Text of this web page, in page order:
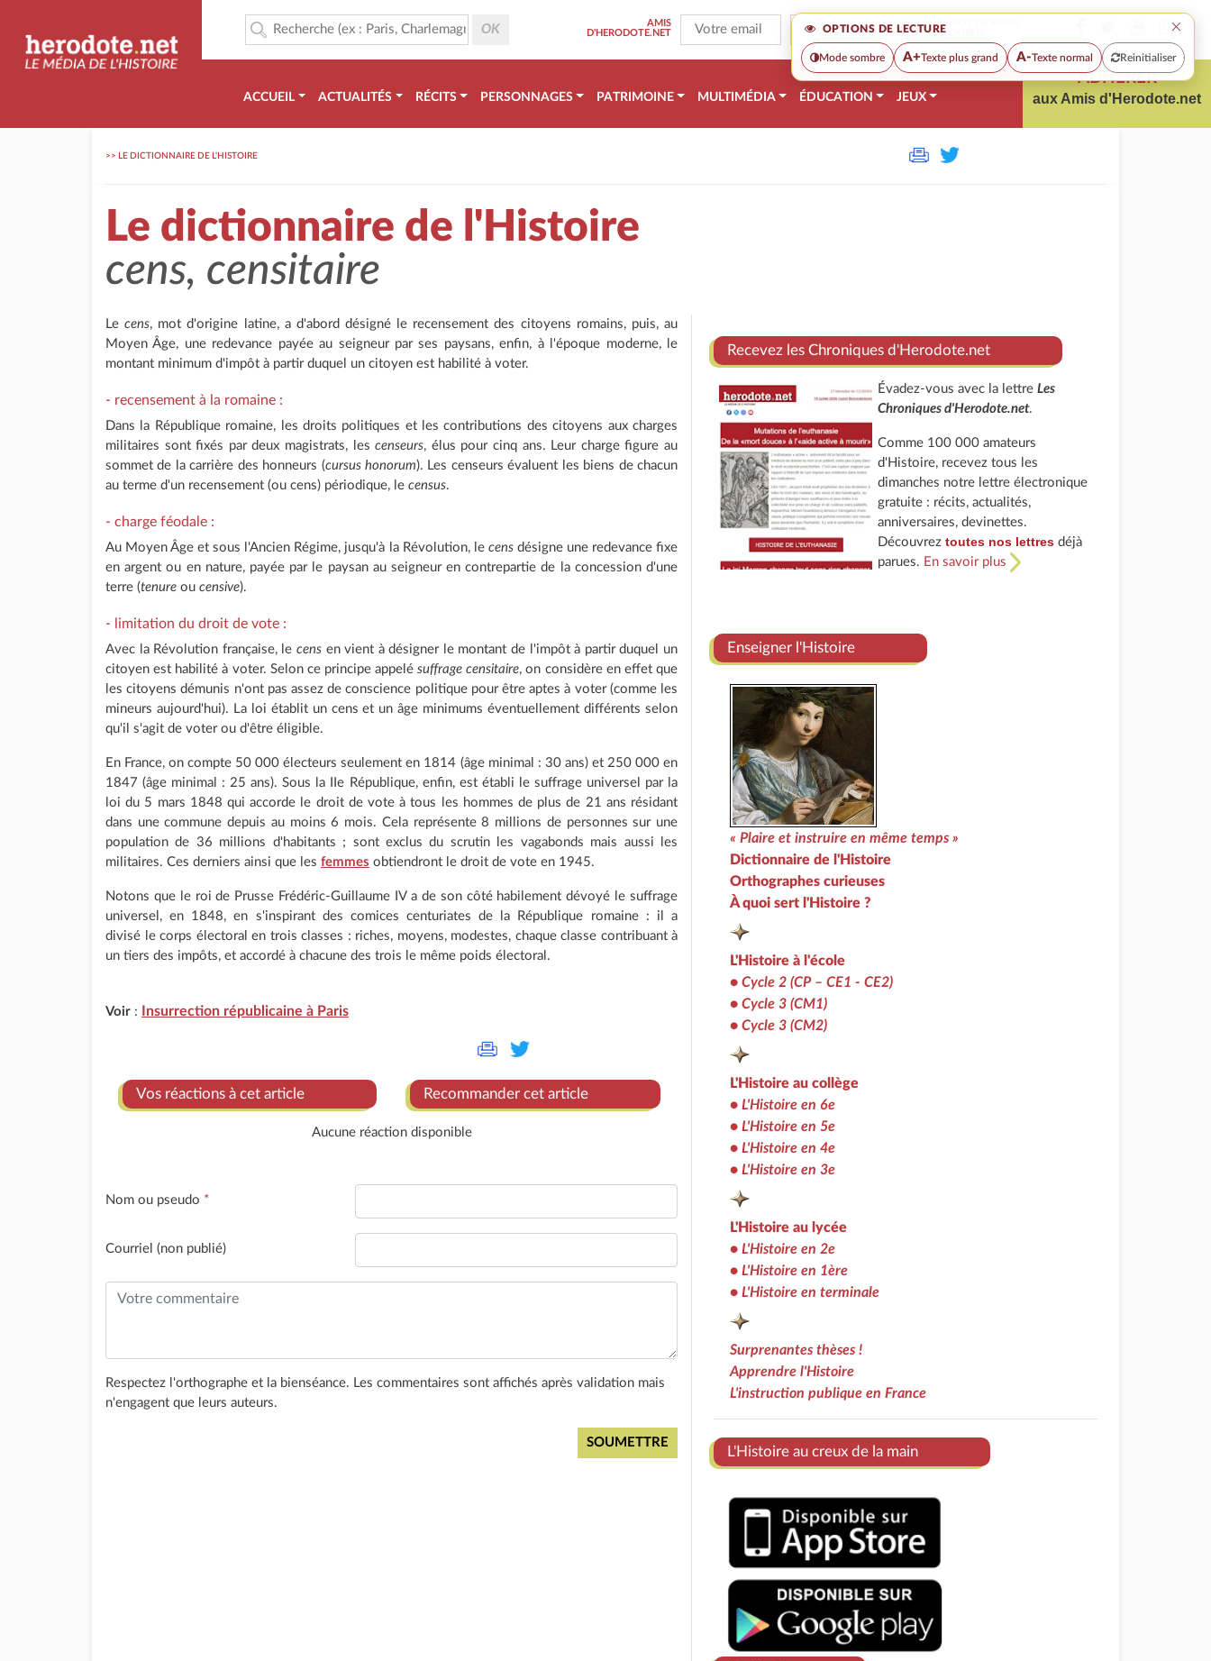
OPTIONS DE LECTURE ×
Mode sombre A+Texte plus grand A-Texte normal Reinitialiser
AMIS
D'HERODOTE.NET
ACCUEIL ACTUALITÉS RÉCITS PERSONNAGES PATRIMOINE MULTIMÉDIA ÉDUCATION JEUX
ADHÉRER
aux Amis d'Herodote.net
>> LE DICTIONNAIRE DE L'HISTOIRE
Le dictionnaire de l'Histoire
cens, censitaire
Lecens, mot d'origine latine, a d'abord désigné le recensement des citoyens romains, puis, au
Moyen Âge, une redevance payée au seigneur par ses paysans, enfin, à l'époque moderne, le
montant minimum d'impôt à partir duquel un citoyen est habilité à voter.
- recensement à la romaine :
Dans la République romaine, les droits politiques et les contributions des citoyens aux charges
militaires sont fixés par deux magistrats, lescenseurs, élus pour cinq ans. Leur charge figure au
sommet de la carrière des honneurs (cursus honorum). Les censeurs évaluent les biens de chacun
au terme d'un recensement (ou cens) périodique, le census.
- charge féodale :
Au Moyen Âge et sous l'Ancien Régime, jusqu'à la Révolution, le censdésigne une redevance fixe
en argent ou en nature, payée par le paysan au seigneur en contrepartie de la concession d'une
terre (tenure ou censive).
- limitation du droit de vote :
Avec la Révolution française, le censen vient à désigner le montant de l'impôt à partir duquel un
citoyen est habilité à voter. Selon ce principe appelésuffrage censitaire, on considère en effet que
les citoyens démunis n'ont pas assez de conscience politique pour être aptes à voter (comme les
mineurs aujourd'hui). La loi établit un cens et un âge minimums éventuellement différents selon
qu'il s'agit de voter ou d'être éligible.
En France, on compte 50 000 électeurs seulement en 1814 (âge minimal : 30 ans) et 250 000 en
1847 (âge minimal : 25 ans). Sous la IIe République, enfin, est établi le suffrage universel par la
loi du 5 mars 1848 qui accorde le droit de vote à tous les hommes de plus de 21 ans résidant
dans une commune depuis au moins 6 mois. Cela représente 8 millions de personnes sur une
population de 36 millions d'habitants ; sont exclus du scrutin les vagabonds mais aussi les
militaires. Ces derniers ainsi que les femmes obtiendront le droit de vote en 1945.
Notons que le roi de Prusse Frédéric-Guillaume IV a de son côté habilement dévoyé le suffrage
universel, en 1848, en s'inspirant des comices centuriates de la République romaine : il a
divisé le corps électoral en trois classes : riches, moyens, modestes, chaque classe contribuant à
un tiers des impôts, et accordé à chacune des trois le même poids électoral.
Voir : Insurrection républicaine à Paris
Vos réactions à cet article Recommander cet article
Aucune réaction disponible
Nom ou pseudo *
Courriel (non publié)
Respectez l'orthographe et la bienséance. Les commentaires sont affichés après validation mais
n'engagent que leurs auteurs.
Recevez les Chroniques d'Herodote.net
Évadez-vous avec la lettreLes
Chroniques d'Herodote.net.
Comme 100 000 amateurs
d'Histoire, recevez tous les
dimanches notre lettre électronique
gratuite : récits, actualités,
anniversaires, devinettes.
Découvreztoutes nos lettres déjà
parues. En savoir plus
Enseigner l'Histoire
« Plaire et instruire en même temps »
Dictionnaire de l'Histoire
Orthographes curieuses
À quoi sert l'Histoire ?
L'Histoire à l'école
• Cycle 2 (CP – CE1 - CE2)
• Cycle 3 (CM1)
• Cycle 3 (CM2)
L'Histoire au collège
• L'Histoire en 6e
• L'Histoire en 5e
• L'Histoire en 4e
• L'Histoire en 3e
L'Histoire au lycée
• L'Histoire en 2e
• L'Histoire en 1ère
• L'Histoire en terminale
Surprenantes thèses !
Apprendre l'Histoire
L'instruction publique en France
L'Histoire au creux de la main